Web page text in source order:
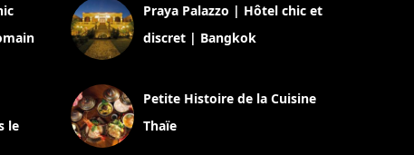
le
Praya Palazzo | Hôtel chic et
discret | Bangkok
Petite Histoire de la Cuisine
Thaïe